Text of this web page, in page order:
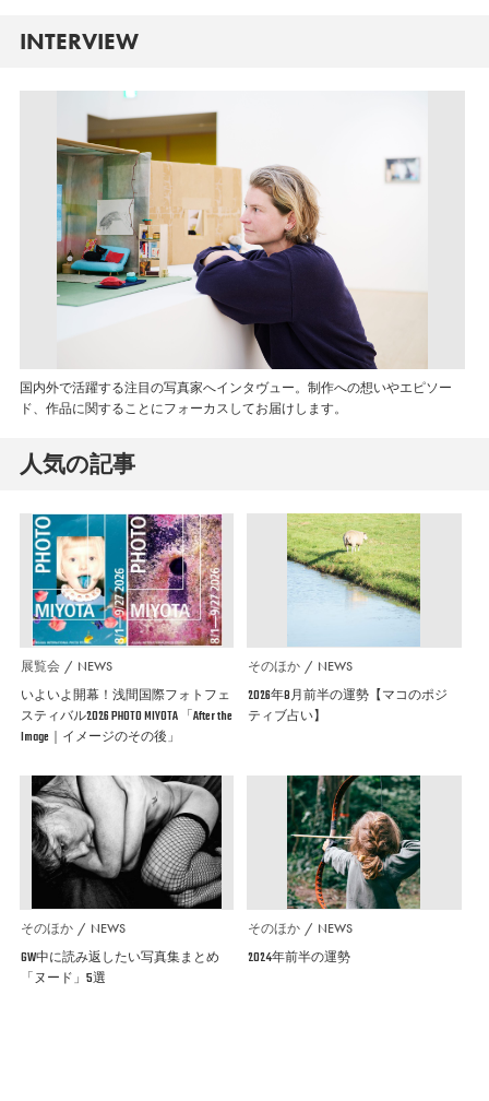
INTERVIEW
国内外で活躍する注目の写真家へインタヴュー。制作への想いやエピソー
ド、作品に関することにフォーカスしてお届けします。
人気の記事
展覧会 NEWS
いよいよ開幕！浅間国際フォトフェ
スティバル2026 PHOTO MIYOTA 「After the
Image｜イメージのその後」
そのほか NEWS
2026年8月前半の運勢【マコのポジ
ティブ占い】
そのほか NEWS
GW中に読み返したい写真集まとめ
「ヌード」5選
そのほか NEWS
2024年前半の運勢